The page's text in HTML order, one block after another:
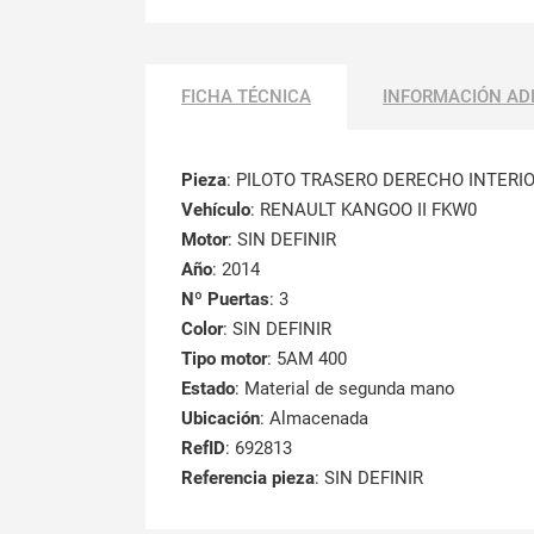
FICHA TÉCNICA INFORMACIÓN
Pieza: PILOTO TRASERO DERECHO
Vehículo: RENAULT KANGOO II FKW0
Motor: SIN DEFINIR
Año: 2014
Nº Puertas: 3
Color: SIN DEFINIR
Tipo motor: 5AM 400
Estado: Material de segunda mano
Ubicación: Almacenada
RefID: 692813
Referencia pieza: SIN DEFINIR